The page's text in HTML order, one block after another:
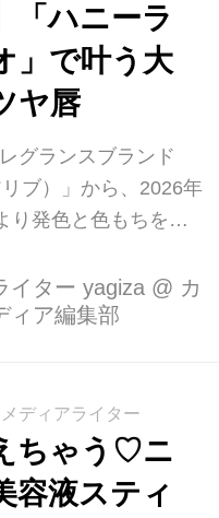
「ハニーラ
」で叶う大
ヤ唇
グランスブランド
リブ）」から、2026年
り発色と色もちを高
プのリップ美容液
ネオ」（全6色）が
ニーラスターが持つ
です。忙しい日々で
を華やかに彩り、フ
ヤ」を一日中キープ
新作をご紹介しま
イター yagiza @ カ
ィア編集部
ディアライター
ちゃう♡ニ
容液スティ